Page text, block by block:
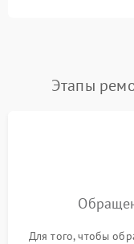
Этапы
Для того, чтобы